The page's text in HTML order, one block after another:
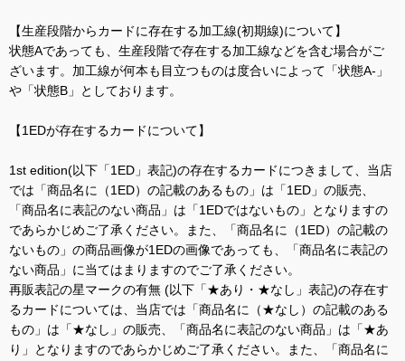
【生産段階からカードに存在する加工線(初期線)について】
状態Aであっても、生産段階で存在する加工線などを含む場合がご
ざいます。加工線が何本も目立つものは度合いによって「状態A-」
や「状態B」としております。
【1EDが存在するカードについて】
1st edition(以下「1ED」表記)の存在するカードにつきまして、当店
では「商品名に（1ED）の記載のあるもの」は「1ED」の販売、
「商品名に表記のない商品」は「1EDではないもの」となりますの
であらかじめご了承ください。また、「商品名に（1ED）の記載の
ないもの」の商品画像が1EDの画像であっても、「商品名に表記の
ない商品」に当てはまりますのでご了承ください。
再販表記の星マークの有無 (以下「★あり・★なし」表記)の存在す
るカードについては、当店では「商品名に（★なし）の記載のある
もの」は「★なし」の販売、「商品名に表記のない商品」は「★あ
り」となりますのであらかじめご了承ください。また、「商品名に